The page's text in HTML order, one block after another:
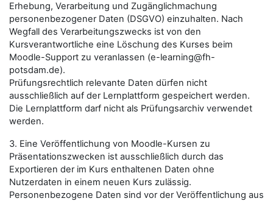
Erhebung, Verarbeitung und Zugänglichmachung
personenbezogener Daten (DSGVO) einzuhalten. Nach
Wegfall des Verarbeitungszwecks ist von den
Kursverantwortliche eine Löschung des Kurses beim
Moodle-Support zu veranlassen (e-learning@fh-
potsdam.de).
Prüfungsrechtlich relevante Daten dürfen nicht
ausschließlich auf der Lernplattform gespeichert werden.
Die Lernplattform darf nicht als Prüfungsarchiv verwendet
werden.
3. Eine Veröffentlichung von Moodle-Kursen zu
Präsentationszwecken ist ausschließlich durch das
Exportieren der im Kurs enthaltenen Daten ohne
Nutzerdaten in einem neuen Kurs zulässig.
Personenbezogene Daten sind vor der Veröffentlichung aus